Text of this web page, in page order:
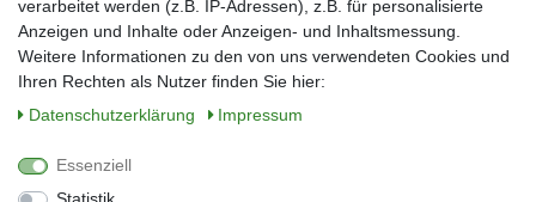
E-Mail*
Sie können den Newsletter jederzeit kostenlos abbestellen.
** gilt für Lieferungen innerhalb Deutschlands, Lieferzeiten für andere Länder
verarbeitet werden (z.B. IP-Adressen), z.B. für personalisierte
Anzeigen und Inhalte oder Anzeigen- und Inhaltsmessung.
Weitere Informationen zu den von uns verwendeten Cookies und
Ihren Rechten als Nutzer finden Sie hier:
Daten­schutz­erklärung
Impressum
Essenziell